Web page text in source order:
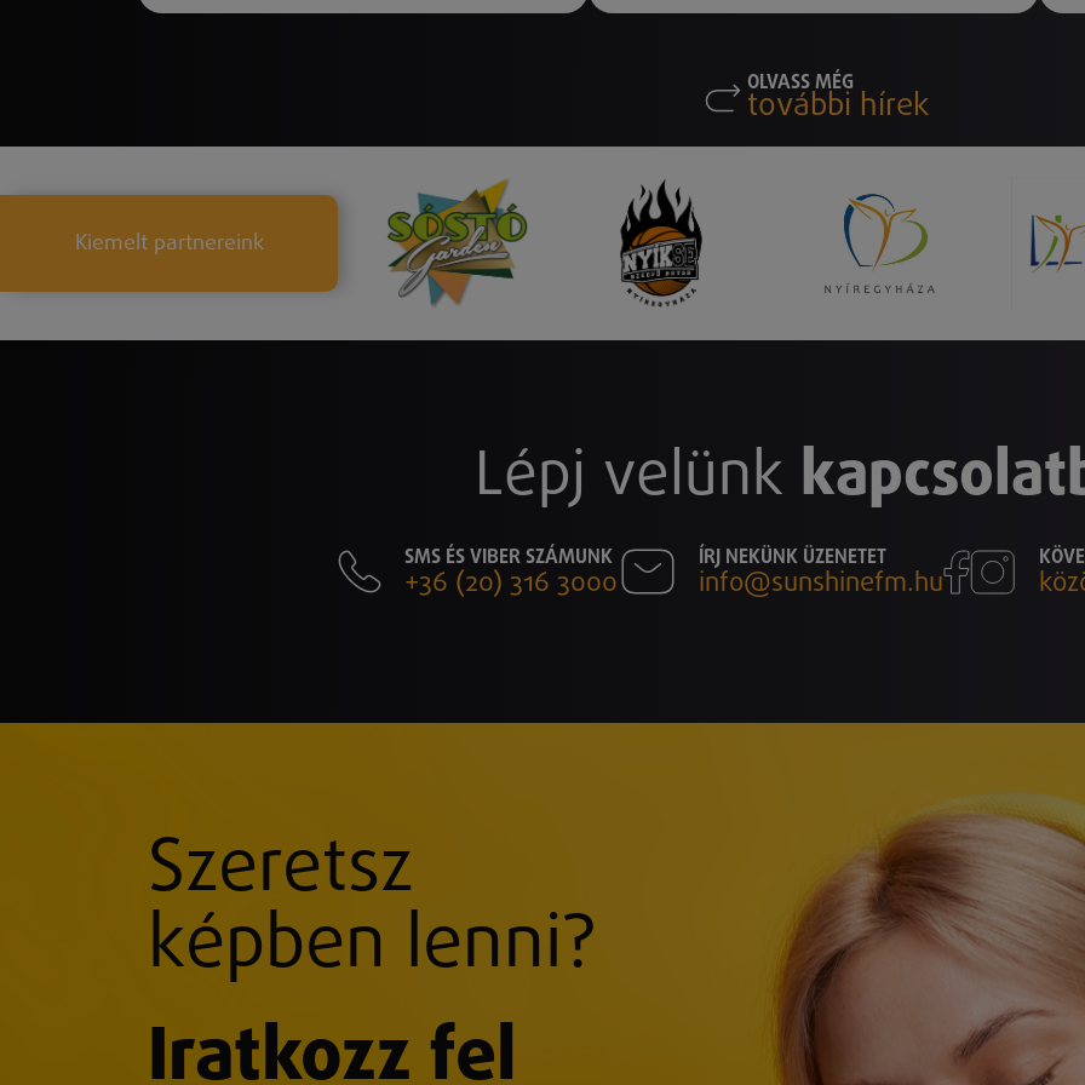
OLVASS MÉG
további hírek
Kiemelt partnereink
Lépj velünk
SMS ÉS VIBER SZÁMUNK
+36 (20) 316 3000
ÍRJ NEKÜNK ÜZENETET
info@sunshinefm.hu
Szeretsz
képben lenni?
Iratkozz fel